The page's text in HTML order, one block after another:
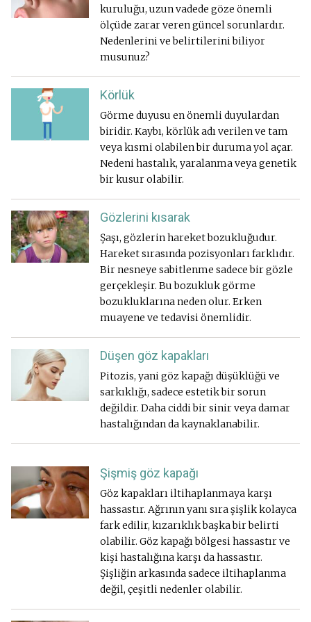
kuruluğu, uzun vadede göze önemli
ölçüde zarar veren güncel sorunlardır.
Nedenlerini ve belirtilerini biliyor
musunuz?
Körlük
Görme duyusu en önemli duyulardan
biridir. Kaybı, körlük adı verilen ve tam
veya kısmi olabilen bir duruma yol açar.
Nedeni hastalık, yaralanma veya genetik
bir kusur olabilir.
Gözlerini kısarak
Şaşı, gözlerin hareket bozukluğudur.
Hareket sırasında pozisyonları farklıdır.
Bir nesneye sabitlenme sadece bir gözle
gerçekleşir. Bu bozukluk görme
bozukluklarına neden olur. Erken
muayene ve tedavisi önemlidir.
Düşen göz kapakları
Pitozis, yani göz kapağı düşüklüğü ve
sarkıklığı, sadece estetik bir sorun
değildir. Daha ciddi bir sinir veya damar
hastalığından da kaynaklanabilir.
Şişmiş göz kapağı
Göz kapakları iltihaplanmaya karşı
hassastır. Ağrının yanı sıra şişlik kolayca
fark edilir, kızarıklık başka bir belirti
olabilir. Göz kapağı bölgesi hassastır ve
kişi hastalığına karşı da hassastır.
Şişliğin arkasında sadece iltihaplanma
değil, çeşitli nedenler olabilir.